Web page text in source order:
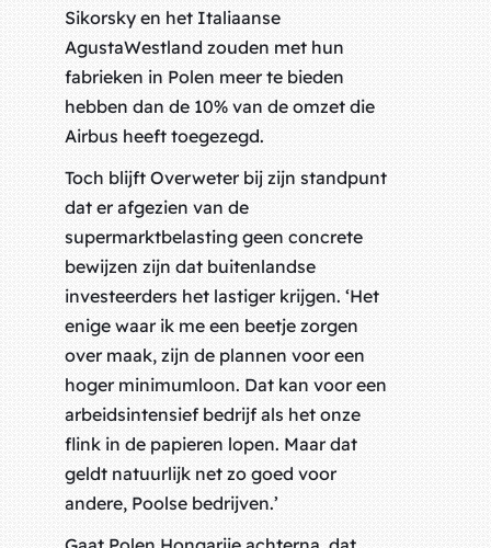
Sikorsky en het Italiaanse
AgustaWestland zouden met hun
fabrieken in Polen meer te bieden
hebben dan de 10% van de omzet die
Airbus heeft toegezegd.
Toch blijft Overweter bij zijn standpunt
dat er afgezien van de
supermarktbelasting geen concrete
bewijzen zijn dat buitenlandse
investeerders het lastiger krijgen. ‘Het
enige waar ik me een beetje zorgen
over maak, zijn de plannen voor een
hoger minimumloon. Dat kan voor een
arbeidsintensief bedrijf als het onze
flink in de papieren lopen. Maar dat
geldt natuurlijk net zo goed voor
andere, Poolse bedrijven.’